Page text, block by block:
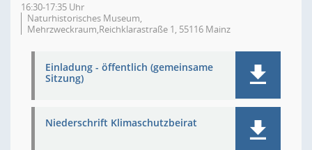
16:30-17:35 Uhr
Naturhistorisches Museum,
Mehrzweckraum,Reichklarastraße 1, 55116 Mainz
Einladung - öffentlich (gemeinsame
Sitzung)
Niederschrift Klimaschutzbeirat